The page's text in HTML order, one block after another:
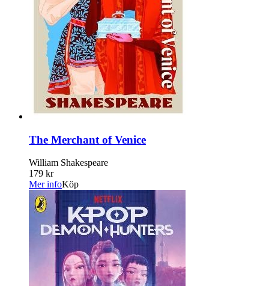
The Merchant of Venice
William Shakespeare
179 kr
Mer infoKöp